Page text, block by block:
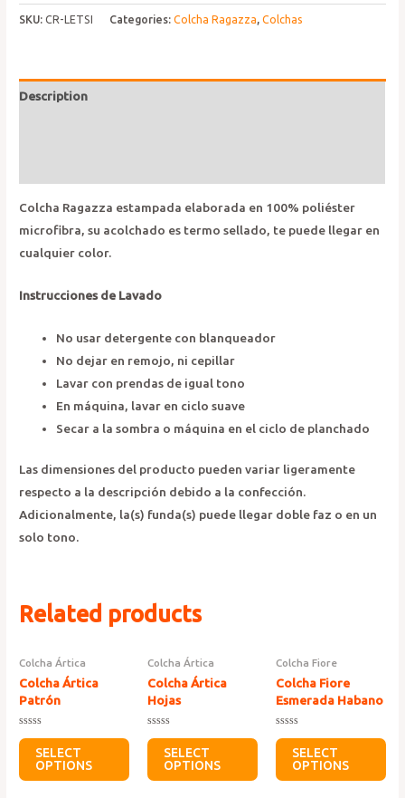
Letsi
SKU:CR-LETSI Categories:Colcha Ragazza,Colchas
Description
Colcha Ragazza estampada elaborada en 100% poliéster
microfibra, su acolchado es termo sellado, te puede llegar en
cualquier color.
Instrucciones de Lavado
No usar detergente con blanqueador
No dejar en remojo, ni cepillar
Lavar con prendas de igual tono
En máquina, lavar en ciclo suave
Secar a la sombra o máquina en el ciclo de planchado
Las dimensiones del producto pueden variar ligeramente
respecto a la descripción debido a la confección.
Adicionalmente, la(s) funda(s) puede llegar doble faz o en un
solo tono.
Related products
Colcha Ártica
Colcha Ártica
Patrón
Rated
0
5
SELECT
OPTIONS
Colcha Ártica
Colcha Ártica
Hojas
Rated
0
5
SELECT
OPTIONS
Colcha Fiore
Colcha Fiore
Esmerada Habano
Rated
0
5
SELECT
OPTIONS